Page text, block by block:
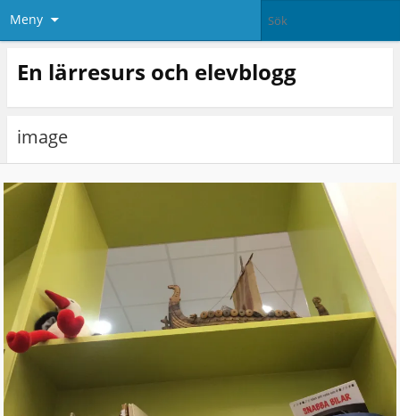
Meny
En lärresurs och elevblogg
image